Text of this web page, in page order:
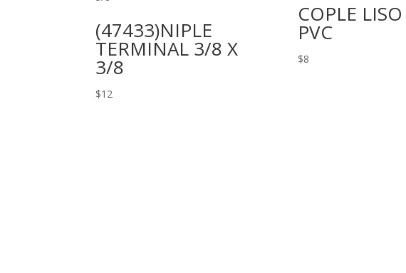
(47433)NIPLE
TERMINAL 3/8 X
3/8
$12
COPLE
PVC
$8